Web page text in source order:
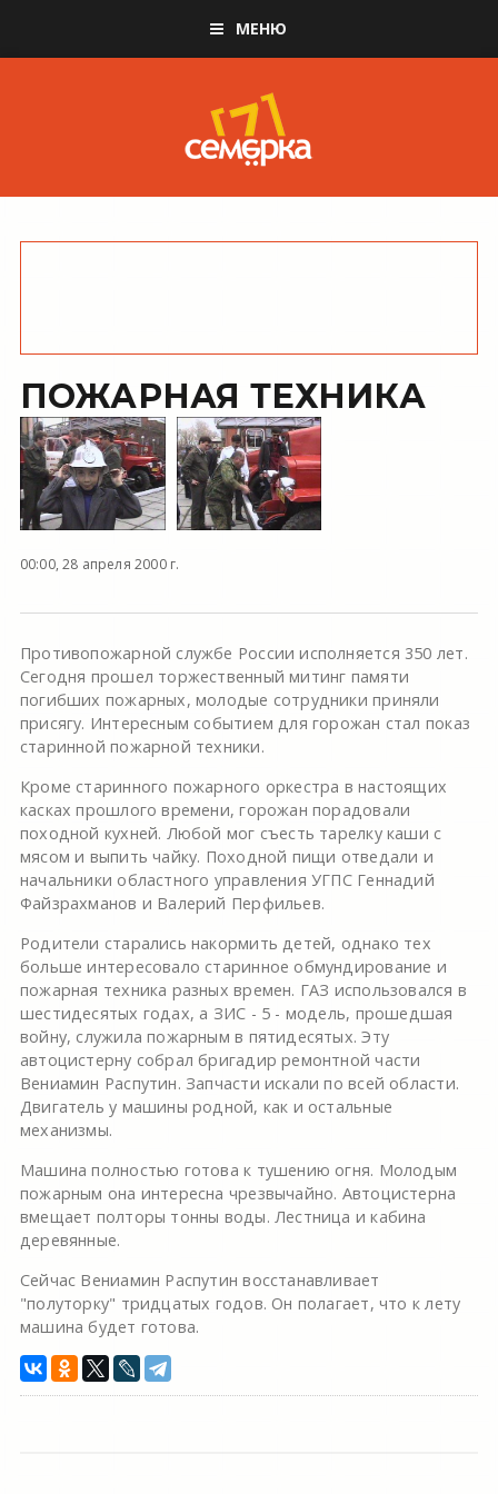
МЕНЮ
ПОЖАРНАЯ ТЕХНИКА
00:00, 28 апреля 2000 г.
Противопожарной службе России исполняется 350 лет.
Сегодня прошел торжественный митинг памяти
погибших пожарных, молодые сотрудники приняли
присягу. Интересным событием для горожан стал показ
старинной пожарной техники.
Кроме старинного пожарного оркестра в настоящих
касках прошлого времени, горожан порадовали
походной кухней. Любой мог съесть тарелку каши с
мясом и выпить чайку. Походной пищи отведали и
начальники областного управления УГПС Геннадий
Файзрахманов и Валерий Перфильев.
Родители старались накормить детей, однако тех
больше интересовало старинное обмундирование и
пожарная техника разных времен. ГАЗ использовался в
шестидесятых годах, а ЗИС - 5 - модель, прошедшая
войну, служила пожарным в пятидесятых. Эту
автоцистерну собрал бригадир ремонтной части
Вениамин Распутин. Запчасти искали по всей области.
Двигатель у машины родной, как и остальные
механизмы.
Машина полностью готова к тушению огня. Молодым
пожарным она интересна чрезвычайно. Автоцистерна
вмещает полторы тонны воды. Лестница и кабина
деревянные.
Сейчас Вениамин Распутин восстанавливает
"полуторку" тридцатых годов. Он полагает, что к лету
машина будет готова.